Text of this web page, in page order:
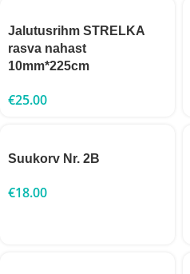
Jalutusrihm STRELKA
rasva nahast
10mm*225cm
€25.00
Suukorv Nr. 2B
€18.00